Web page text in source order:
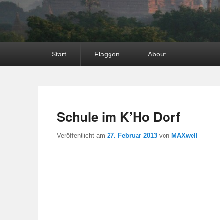
Start Flaggen About
Schule im K’Ho Dorf
Veröffentlicht am 27. Februar 2013 von MAXwell